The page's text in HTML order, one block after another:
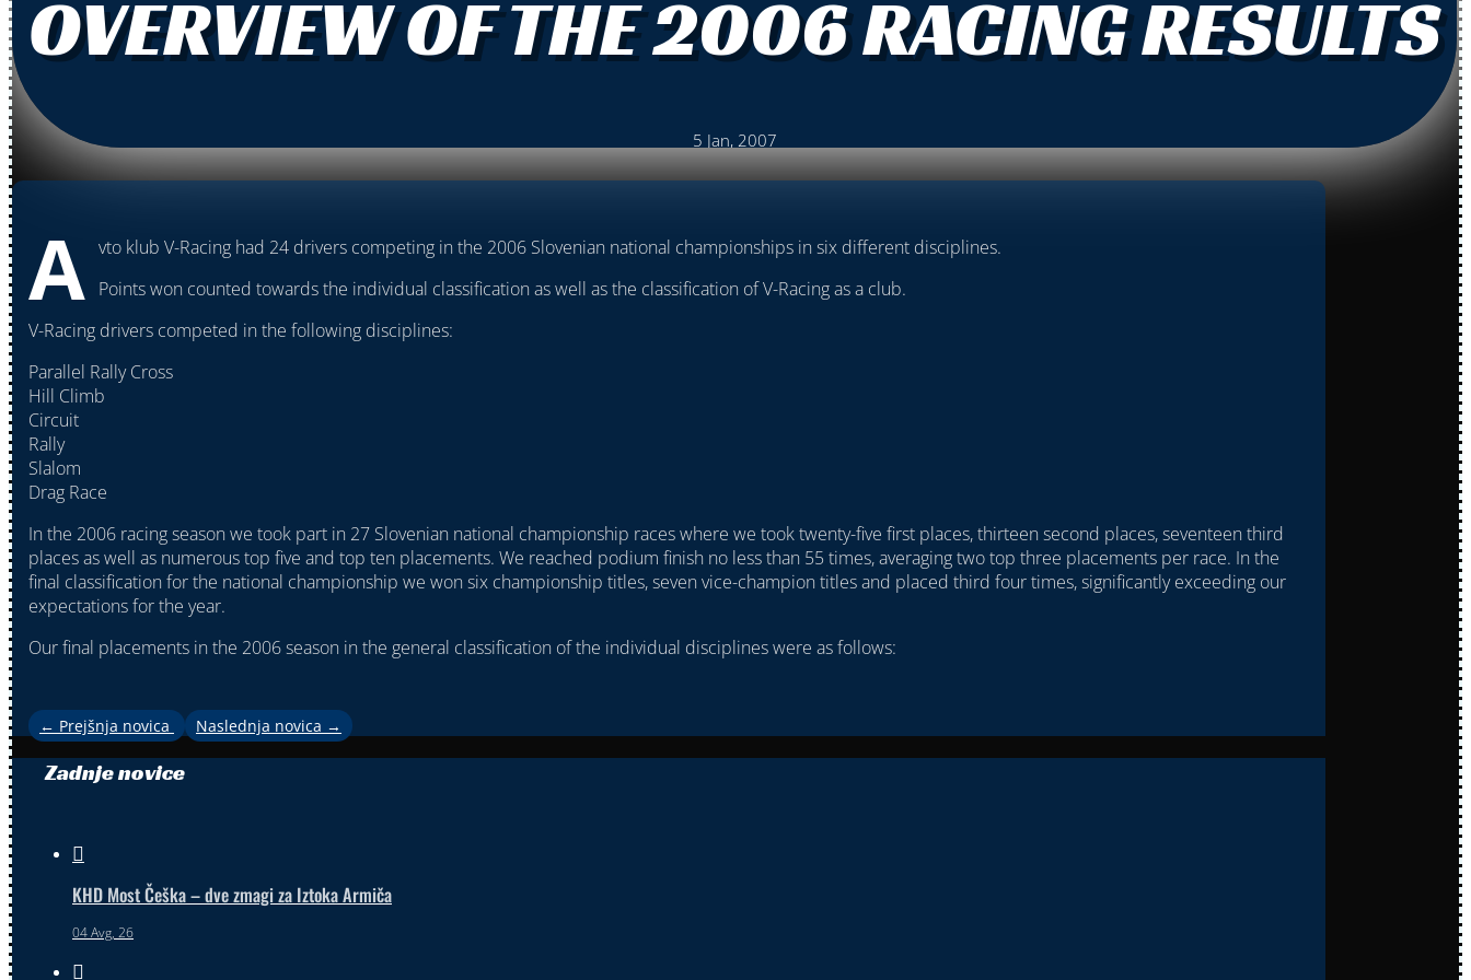
OVERVIEW OF THE 2006 RACING RESULTS
5 Jan, 2007
A vto klub V-Racing had 24 drivers competing in the 2006 Slovenian national championships in six different disciplines.
Points won counted towards the individual classification as well as the classification of V-Racing as a club.
V-Racing drivers competed in the following disciplines:
Parallel Rally Cross
Hill Climb
Circuit
Rally
Slalom
Drag Race
In the 2006 racing season we took part in 27 Slovenian national championship races where we took twenty-five first places, thirteen second places, seventeen third
places as well as numerous top five and top ten placements. We reached podium finish no less than 55 times, averaging two top three placements per race. In the
final classification for the national championship we won six championship titles, seven vice-champion titles and placed third four times, significantly exceeding our
expectations for the year.
Our final placements in the 2006 season in the general classification of the individual disciplines were as follows:
← Prejšnja novica Naslednja novica →
Zadnje novice

KHD Most Češka – dve zmagi za Iztoka Armiča
04 Avg, 26
